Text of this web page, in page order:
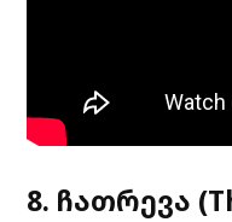
8. ჩათრევა